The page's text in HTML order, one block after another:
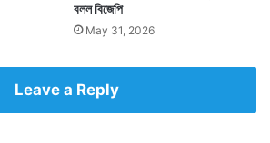
বলল বিজেপি
May 31, 2026
Leave a Reply